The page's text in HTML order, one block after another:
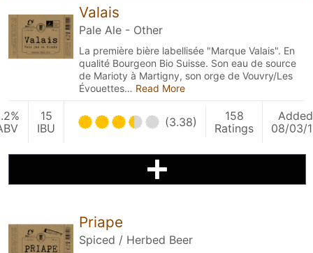
Valais
Pale Ale - Other
La première bière labellisée "Marque Valais". En
qualité Bourgeon Bio Suisse. Son eau de source
de Marioty à Martigny, son orge de Vouvry/Les
Évouettes… Read More
15
IBU
(3.38)
158
Ratings
Added
08/03/
Priape
Spiced / Herbed Beer